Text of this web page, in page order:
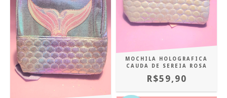
MOCHILA HOLOGRAFICA
CAUDA DE SEREIA ROSA
R$59,90